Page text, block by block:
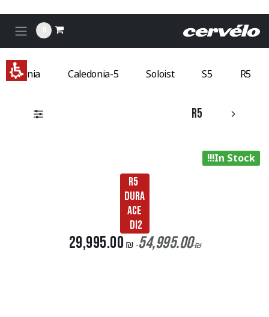
סרוולו
R5
S5
Soloist
Caledonia-5
R5
In Stock!!!
R5
Dura
Ace
Di2
₪
54,995.00
₪
29,995.00